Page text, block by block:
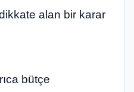
alan bir karar
bütçe